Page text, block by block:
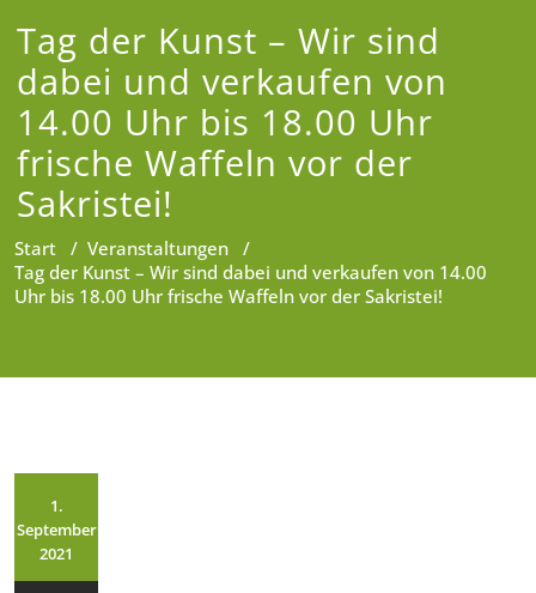
Tag der Kunst – Wir sind
dabei und verkaufen von
14.00 Uhr bis 18.00 Uhr
frische Waffeln vor der
Sakristei!
Start / Veranstaltungen /
Tag der Kunst – Wir sind dabei und verkaufen von 14.00
Uhr bis 18.00 Uhr frische Waffeln vor der Sakristei!
1.
September
2021